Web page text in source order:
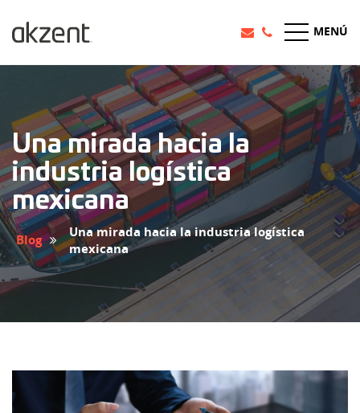
MENÚ
Una mirada hacia la
industria logística
mexicana
Blog
Una mirada hacia la industria logística
mexicana